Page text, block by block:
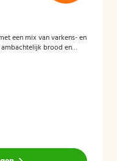
een mix van varkens- en
brood en